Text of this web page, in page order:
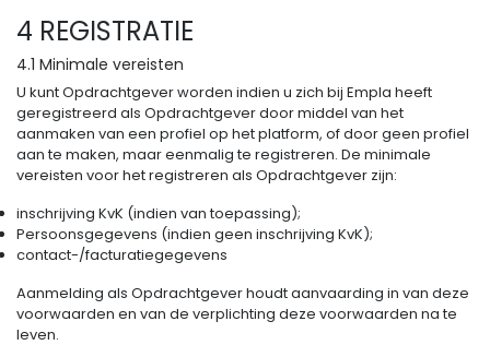
4 REGISTRATIE
4.1 Minimale vereisten
U kunt Opdrachtgever worden indien u zich bij Empla heeft
geregistreerd als Opdrachtgever door middel van het
aanmaken van een profiel op het platform, of door geen profiel
aan te maken, maar eenmalig te registreren. De minimale
vereisten voor het registreren als Opdrachtgever zijn:
inschrijving KvK (indien van toepassing);
Persoonsgegevens (indien geen inschrijving KvK);
contact-/facturatiegegevens
Aanmelding als Opdrachtgever houdt aanvaarding in van deze
voorwaarden en van de verplichting deze voorwaarden na te
leven.